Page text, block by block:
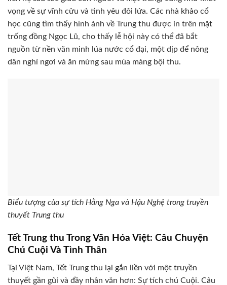
vọng về sự vĩnh cửu và tình yêu đôi lứa. Các nhà khảo cổ
học cũng tìm thấy hình ảnh về Trung thu được in trên mặt
trống đồng Ngọc Lũ, cho thấy lễ hội này có thể đã bắt
nguồn từ nền văn minh lúa nước cổ đại, một dịp để nông
dân nghỉ ngơi và ăn mừng sau mùa màng bội thu.
Biểu tượng của sự tích Hằng Nga và Hậu Nghệ trong truyền
thuyết Trung thu
Tết Trung thu Trong Văn Hóa Việt: Câu Chuyện
Chú Cuội Và Tình Thân
Tại Việt Nam, Tết Trung thu lại gắn liền với một truyền
thuyết gần gũi và đầy nhân văn hơn: Sự tích chú Cuội. Câu